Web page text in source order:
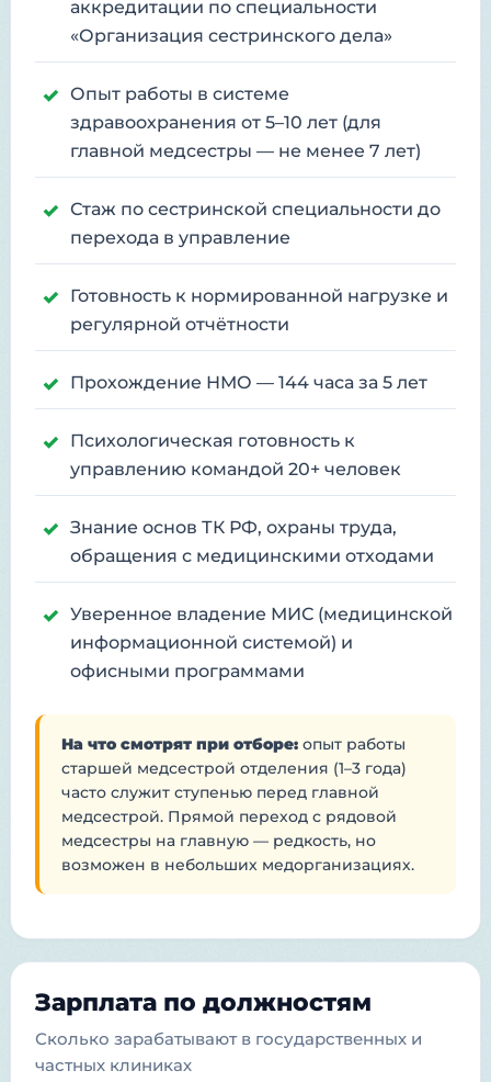
аккредитации по специальности
«Организация сестринского дела»
Опыт работы в системе
здравоохранения от 5–10 лет (для
главной медсестры — не менее 7 лет)
Стаж по сестринской специальности до
перехода в управление
Готовность к нормированной нагрузке и
регулярной отчётности
Прохождение НМО — 144 часа за 5 лет
Психологическая готовность к
управлению командой 20+ человек
Знание основ ТК РФ, охраны труда,
обращения с медицинскими отходами
Уверенное владение МИС (медицинской
информационной системой) и
офисными программами
На что смотрят при отборе: опыт работы
старшей медсестрой отделения (1–3 года)
часто служит ступенью перед главной
медсестрой. Прямой переход с рядовой
медсестры на главную — редкость, но
возможен в небольших медорганизациях.
Зарплата по должностям
Сколько зарабатывают в государственных и
частных клиниках